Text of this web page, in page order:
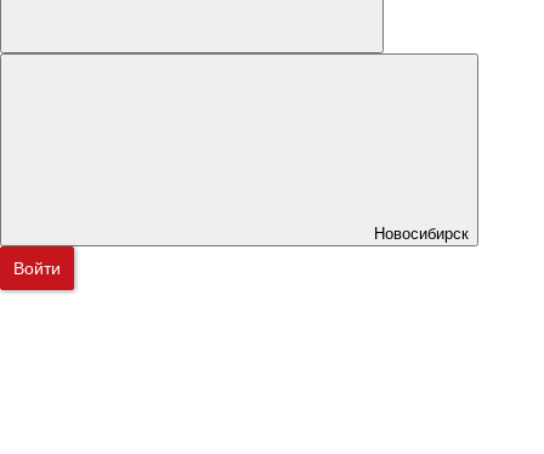
Новосибирск
Войти